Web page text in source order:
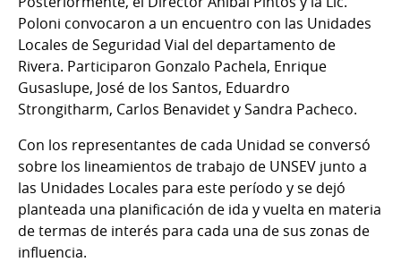
Poloni convocaron a un encuentro con las Unidades
Locales de Seguridad Vial del departamento de
Rivera. Participaron Gonzalo Pachela, Enrique
Gusaslupe, José de los Santos, Eduardro
Strongitharm, Carlos Benavidet y Sandra Pacheco.
Con los representantes de cada Unidad se conversó
sobre los lineamientos de trabajo de UNSEV junto a
las Unidades Locales para este período y se dejó
planteada una planificación de ida y vuelta en materia
de termas de interés para cada una de sus zonas de
influencia.